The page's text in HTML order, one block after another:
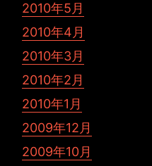
2010年5月
2010年4月
2010年3月
2010年2月
2010年1月
2009年12月
2009年10月